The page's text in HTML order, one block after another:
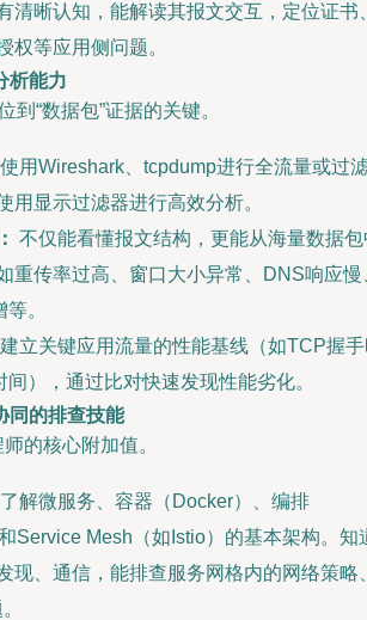
清晰认知，能解读其报文交互，定位证书
权等应用侧问题。
析能力
到“数据包”证据的关键。
用Wireshark、tcpdump进行全流量或过
用显示过滤器进行高效分析。
不仅能看懂报文结构，更能从海量数据包
重传率过高、窗口大小异常、DNS响应慢
。
建立关键应用流量的性能基线（如TCP握
），通过比对快速发现性能劣化。
同的排查技能
的核心附加值。
了解微服务、容器（Docker）、编排
Service Mesh（如Istio）的基本架构。知
现、通信，能排查服务网格内的网络策略